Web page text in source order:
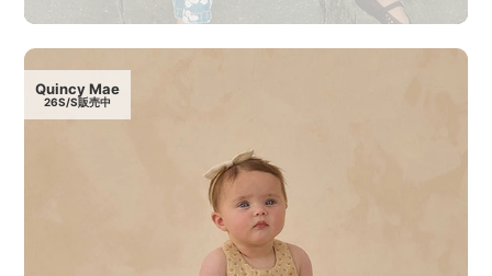
Quincy Mae
26S/S販売中